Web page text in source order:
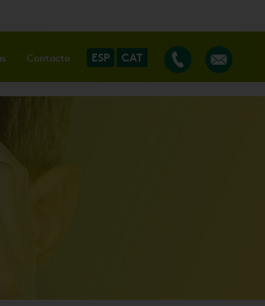
Contacto ESP CAT